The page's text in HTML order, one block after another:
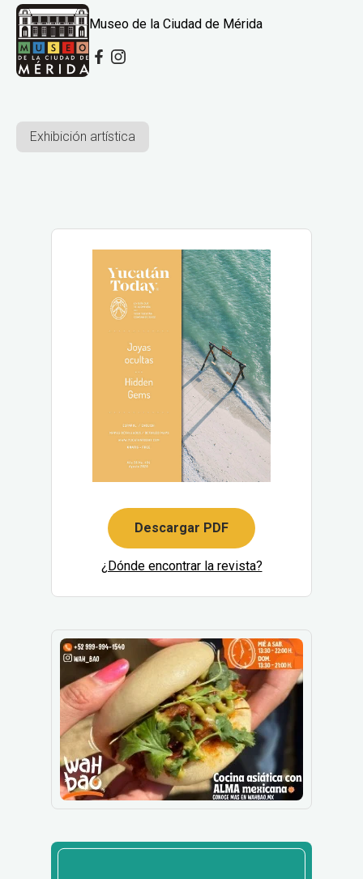
Museo de la Ciudad de Mérida
Exhibición artística
Descargar PDF
¿Dónde encontrar la revista?